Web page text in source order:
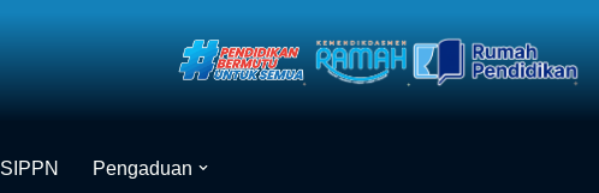
SIPPN Pengaduan